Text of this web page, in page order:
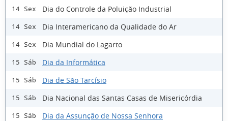
14 Sex Dia do Controle da Poluição Industrial
14 Sex Dia Interamericano da Qualidade do Ar
14 Sex Dia Mundial do Lagarto
15 Sáb Dia da Informática
15 Sáb Dia de São Tarcísio
15 Sáb Dia Nacional das Santas Casas de Misericórdia
15 Sáb Dia da Assunção de Nossa Senhora